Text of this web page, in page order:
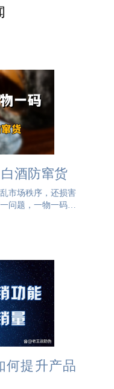
酒防窜货
市场秩序，还损害
问题，一物一码二
码，即每个白酒产
份证”。在生产环
何提升产品